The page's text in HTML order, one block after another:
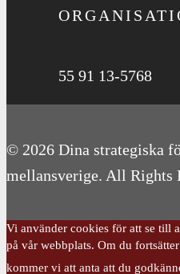
55 91 13-5768
© 2026 Dina strategiska
mellansverige. All Rights
Vi använder cookies för att se till
på vår webbplats. Om du
kommer vi att anta att du